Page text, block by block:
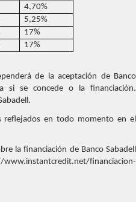
4,70%
5,25%
17%
17%
de la aceptación de Banco
si se concede o la financiación.
reflejados en todo momento en el
la financiación de Banco Sabadell
financiacion-